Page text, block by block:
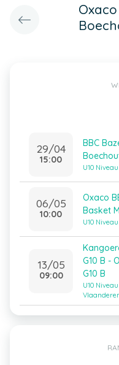
29/04
15:00
BBC
U10
06/05
10:00
Oxaco
Basket
U10
13/05
09:00
G10 B -
G10 B
U10